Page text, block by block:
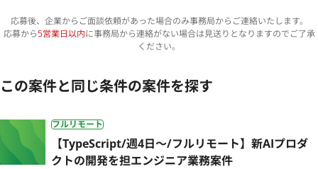
応募後、企業からご面談依頼があった場合のみ事務局からご連絡いたします。
応募から5営業日以内に事務局から連絡がない場合は見送りとなりますのでご了承
ください。
この案件と同じ条件の案件を探す
フルリモート
【TypeScript/週4日〜/フルリモート】新AIプロダ
クトの開発を担エンジニア業務案件